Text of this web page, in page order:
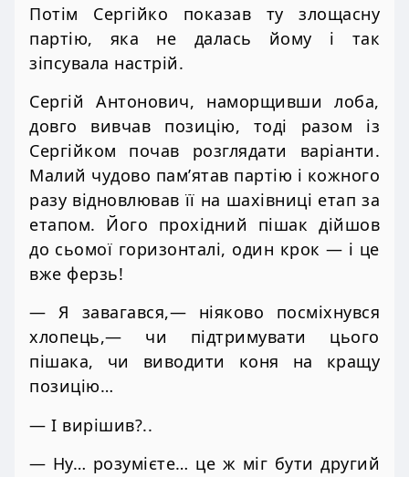
Потім Сергійко показав ту злощасну
партію, яка не далась йому і так
зіпсувала настрій.
Сергій Антонович, наморщивши лоба,
довго вивчав позицію, тоді разом із
Сергійком почав розглядати варіанти.
Малий чудово пам’ятав партію і кожного
разу відновлював її на шахівниці етап за
етапом. Його прохідний пішак дійшов
до сьомої горизонталі, один крок — і це
вже ферзь!
— Я завагався,— ніяково посміхнувся
хлопець,— чи підтримувати цього
пішака, чи виводити коня на кращу
позицію…
— І вирішив?..
— Ну… розумієте… це ж міг бути другий